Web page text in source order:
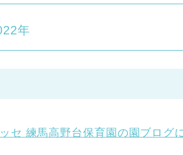
年
セ 練馬高野台保育園の園ブログ